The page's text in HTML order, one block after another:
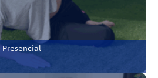
Presencial